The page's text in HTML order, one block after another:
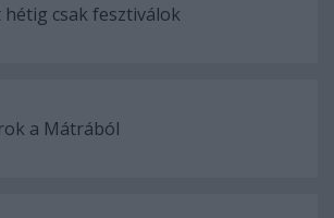
hétig csak fesztiválok
a Mátrából